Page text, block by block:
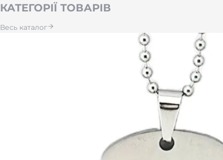
КАТЕГОРІЇ ТОВАРІВ
Весь каталог